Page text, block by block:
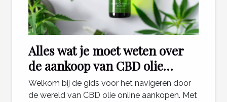
Alles wat je moet weten over
de aankoop van CBD olie
online
Welkom bij de gids voor het navigeren door
de wereld van CBD olie online aankopen. Met